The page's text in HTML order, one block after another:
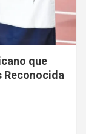
que
Reconocida